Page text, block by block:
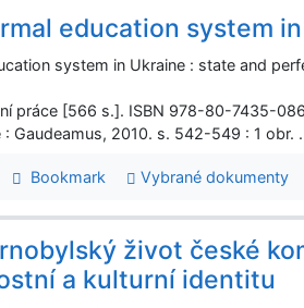
education system
system in Ukraine : state and
práce [566 s.]. ISBN 978-80-7435-
: Gaudeamus, 2010. s. 542-549 : 1 obr. .
Bookmark Vybrané dokumenty
život české
a kulturní identitu